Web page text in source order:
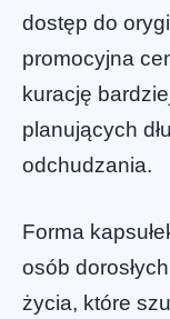
dostęp do
promocyjna
kurację
planujących
odchudzania.
Forma
osób
życia, które